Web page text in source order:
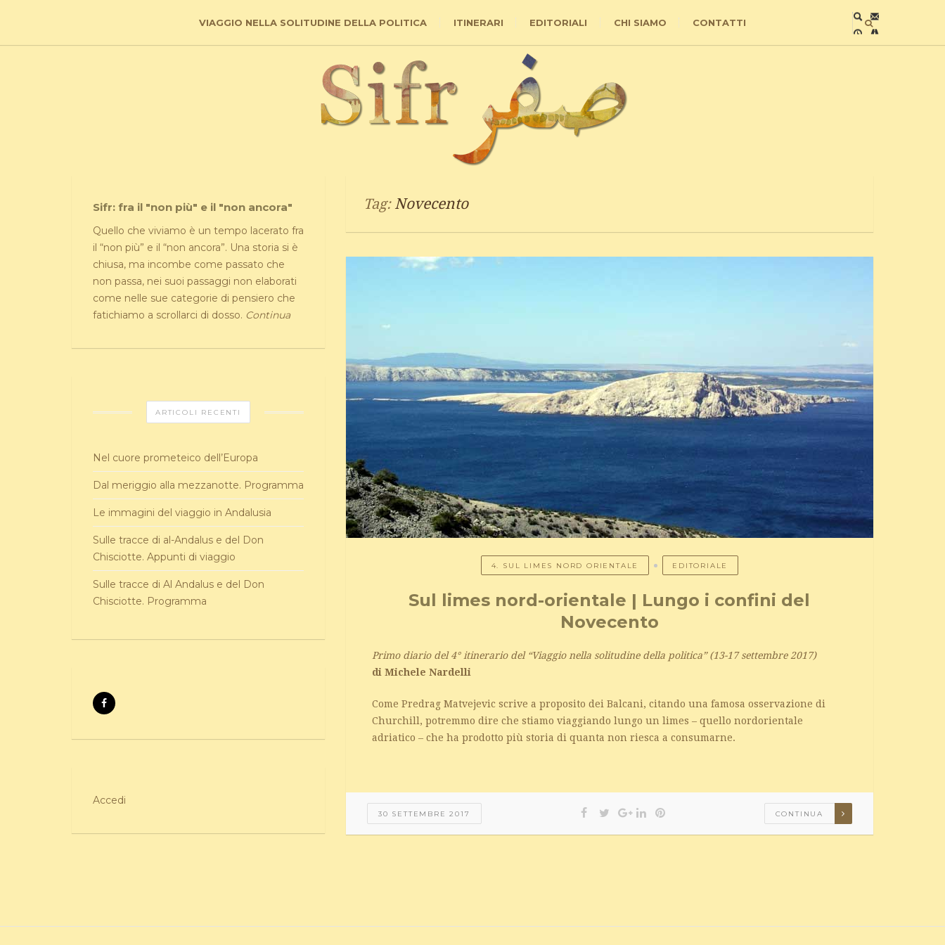
VIAGGIO NELLA SOLITUDINE DELLA POLITICA ITINERARI EDITORIALI CHI SIAMO CONTATTI
Tag: Novecento
4. SUL LIMES NORD ORIENTALE EDITORIALE
Sul limes nord-orientale | Lungo i confini del
Novecento
Primo diario del 4° itinerario del “Viaggio nella solitudine della politica” (13-17 settembre 2017)
di Michele Nardelli
Come Predrag Matvejevic scrive a proposito dei Balcani, citando una famosa osservazione di
Churchill, potremmo dire che stiamo viaggiando lungo un limes – quello nordorientale
adriatico – che ha prodotto più storia di quanta non riesca a consumarne.
30 SETTEMBRE 2017 CONTINUA
Sifr: fra il "non più" e il "non ancora"
Quello che viviamo è un tempo lacerato fra
il “non più” e il “non ancora”. Una storia si è
chiusa, ma incombe come passato che
non passa, nei suoi passaggi non elaborati
come nelle sue categorie di pensiero che
fatichiamo a scrollarci di dosso. Continua
ARTICOLI RECENTI
Nel cuore prometeico dell’Europa
Dal meriggio alla mezzanotte. Programma
Le immagini del viaggio in Andalusia
Sulle tracce di al-Andalus e del Don
Chisciotte. Appunti di viaggio
Sulle tracce di Al Andalus e del Don
Chisciotte. Programma
Accedi